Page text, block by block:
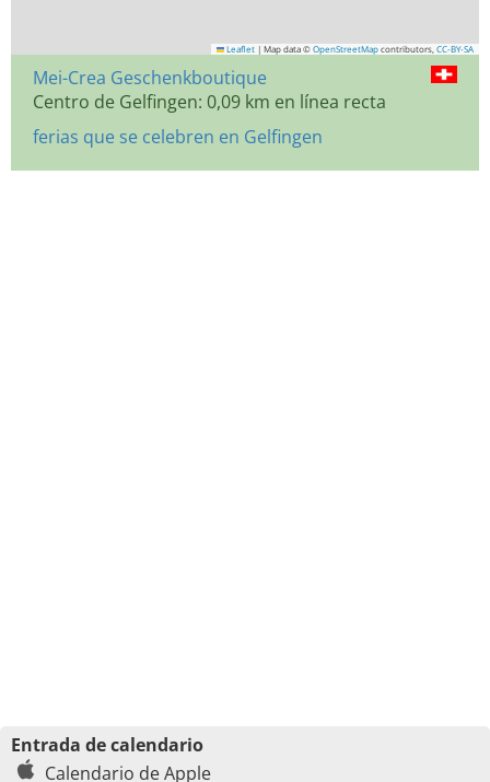
Leaflet | Map data © OpenStreetMap contributors, CC-BY-SA
Mei-Crea Geschenkboutique
Centro de Gelfingen: 0,09 km en línea recta
ferias que se celebren en Gelfingen
Entrada de calendario
Calendario de Apple